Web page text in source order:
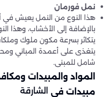
نمل فورمان
هذا النوع من النمل يعيش في
بالإضافة إلى الأخشاب، وهذا
يتكاثر بسرعة مكون ملوك
يتغذى على أعمدة المباني
شامل للمبنى.
المواد والمبيدات
مبيدات في الشارقة